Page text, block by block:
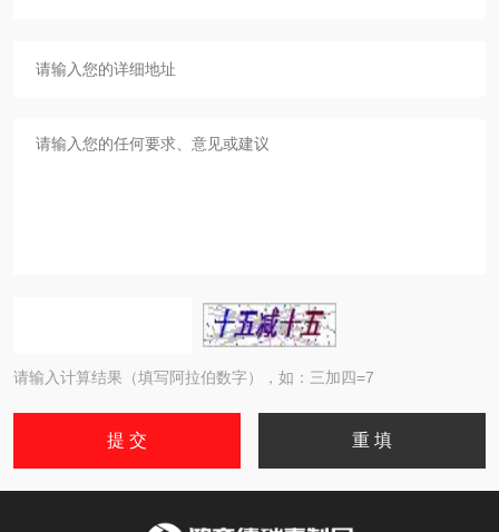
请输入计算结果（填写阿拉伯数字），如：三加四=7